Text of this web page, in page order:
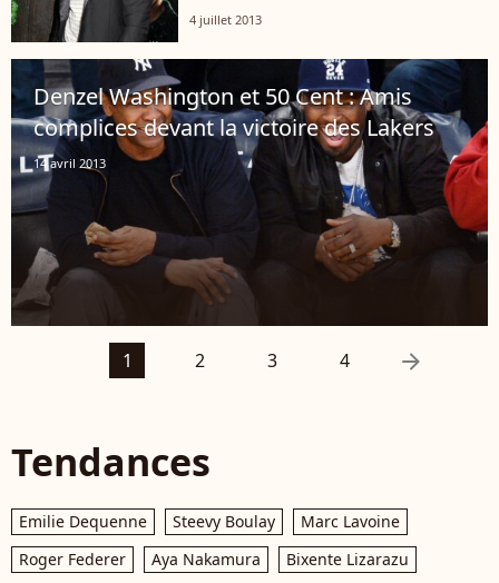
4 juillet 2013
Denzel Washington et 50 Cent : Amis
complices devant la victoire des Lakers
14 avril 2013
1 2 3 4 arrow_right
Tendances
Emilie Dequenne Steevy Boulay
Marc Lavoine
Roger Federer
Aya Nakamura
Bixente Lizarazu